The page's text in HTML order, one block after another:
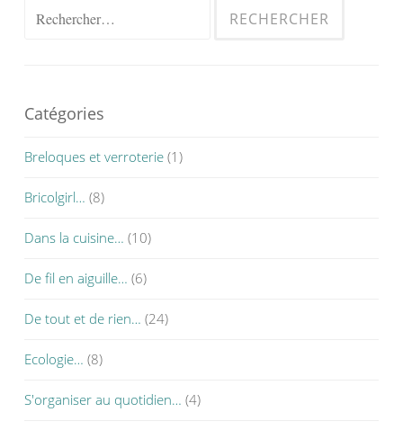
Rechercher :
Catégories
Breloques et verroterie (1)
Bricolgirl… (8)
Dans la cuisine… (10)
De fil en aiguille… (6)
De tout et de rien… (24)
Ecologie… (8)
S'organiser au quotidien… (4)